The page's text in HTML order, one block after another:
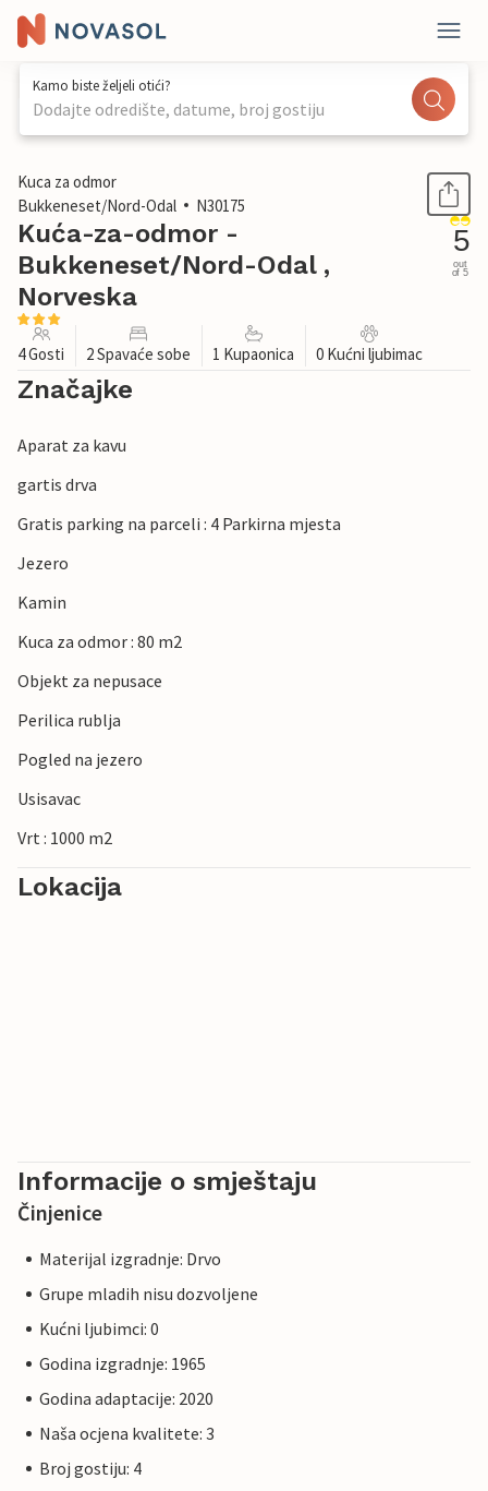
Kamo biste željeli otići?
Dodajte odredište, datume, broj gostiju
1 / 12
Kuca za odmor
Bukkeneset/Nord-Odal
N30175
Kuća-za-odmor -
Bukkeneset/Nord-Odal ,
Norveska
5
out
of 5
4 Gosti 2 Spavaće sobe 1 Kupaonica 0 Kućni ljubimac
Značajke
Aparat za kavu
gartis drva
Gratis parking na parceli : 4 Parkirna mjesta
Jezero
Kamin
Kuca za odmor : 80 m2
Objekt za nepusace
Perilica rublja
Pogled na jezero
Usisavac
Vrt : 1000 m2
Lokacija
Informacije o smještaju
Činjenice
Materijal izgradnje: Drvo
Grupe mladih nisu dozvoljene
Kućni ljubimci: 0
Godina izgradnje: 1965
Godina adaptacije: 2020
Naša ocjena kvalitete: 3
Broj gostiju: 4